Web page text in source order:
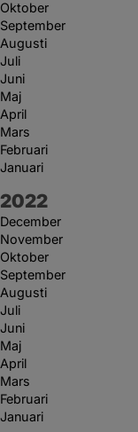
Oktober
September
Augusti
Juli
Juni
Maj
April
Mars
Februari
Januari
År:
2022
December
November
Oktober
September
Augusti
Juli
Juni
Maj
April
Mars
Februari
Januari